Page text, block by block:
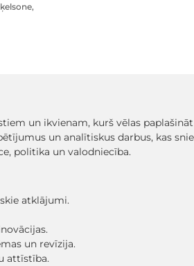
un ikvienam, kurš vēlas
un analītiskus darbus, kas
politika un valodniecība.
atklājumi.
un revīzija.
attīstība.